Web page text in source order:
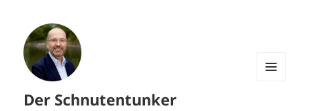
Der Schnutentunker